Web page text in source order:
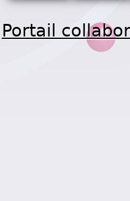
Portail